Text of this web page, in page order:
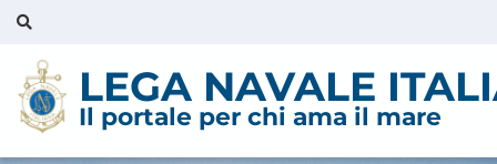
LEGA NAVALE
Il portale per chi ama il mare